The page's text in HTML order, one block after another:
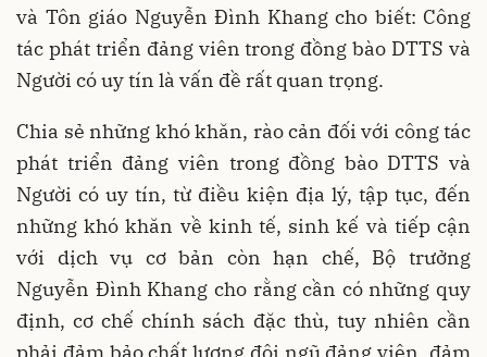
và Tôn giáo Nguyễn Đình Khang cho biết: Công
tác phát triển đảng viên trong đồng bào DTTS và
Người có uy tín là vấn đề rất quan trọng.
Chia sẻ những khó khăn, rào cản đối với công tác
phát triển đảng viên trong đồng bào DTTS và
Người có uy tín, từ điều kiện địa lý, tập tục, đến
những khó khăn về kinh tế, sinh kế và tiếp cận
với dịch vụ cơ bản còn hạn chế, Bộ trưởng
Nguyễn Đình Khang cho rằng cần có những quy
định, cơ chế chính sách đặc thù, tuy nhiên cần